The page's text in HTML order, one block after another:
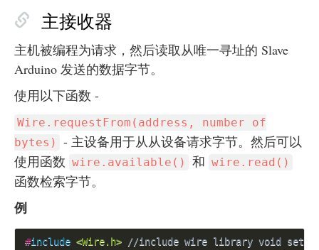
主接收器
主机被编程为请求，然后读取从唯一寻址的 Slave
Arduino 发送的数据字节。
使用以下函数 -
Wire.requestFrom(address, number of
bytes)
- 主设备用于从从设备请求字节。然后可以
使用函数 wire.available() 和 wire.read()
函数检索字节。
例
#include <Wire.h>
//include wire library void